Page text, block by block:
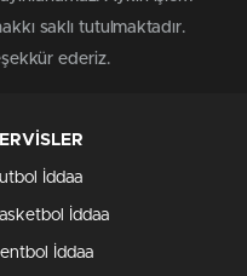
saklı tutulmaktadır.
ederiz.
İddaa
İddaa
İddaa